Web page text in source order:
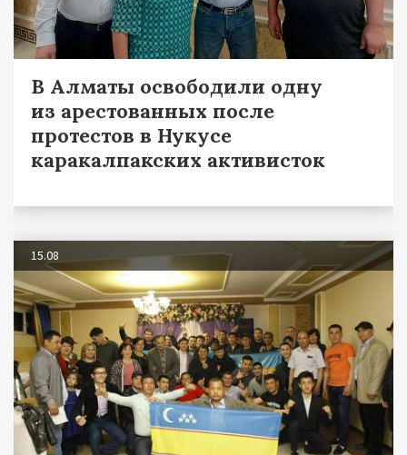
В Алматы освободили одну
из арестованных после
протестов в Нукусе
каракалпакских активисток
15.08